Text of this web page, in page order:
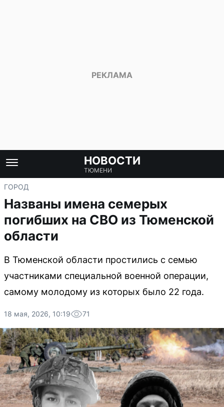
НОВОСТИ
ТЮМЕНИ
ГОРОД
Названы имена семерых
погибших на СВО из Тюменской
области
В Тюменской области простились с семью
участниками специальной военной операции,
самому молодому из которых было 22 года.
18 мая, 2026, 10:19 71